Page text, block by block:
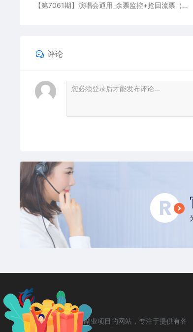
【第7061期】演唱会通用_余票监控+抢回流票（教程+软件）
评论
勇锶商机网是汇集创业副业项目的网站，专注于提供有各